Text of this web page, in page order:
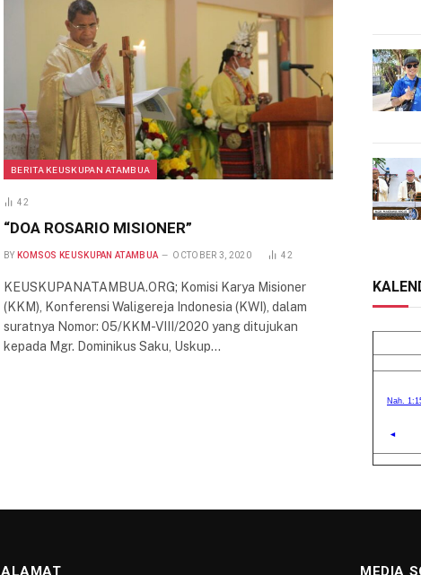
BERITA KEUSKUPAN ATAMBUA
42
“DOA ROSARIO MISIONER”
BY KOMSOS KEUSKUPAN ATAMBUA OCTOBER 3, 2020 42
KEUSKUPANATAMBUA.ORG; Komisi Karya Misioner
(KKM), Konferensi Waligereja Indonesia (KWI), dalam
suratnya Nomor: 05/KKM-VIII/2020 yang ditujukan
kepada Mgr. Dominikus Saku, Uskup…
ALAMAT MEDIA